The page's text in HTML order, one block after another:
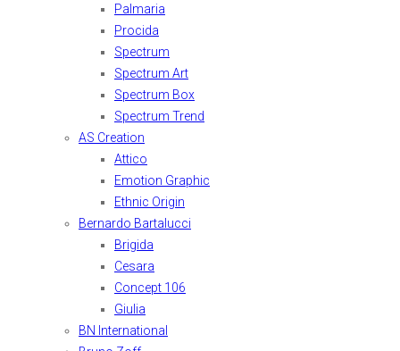
Palmaria
Procida
Spectrum
Spectrum Art
Spectrum Box
Spectrum Trend
AS Creation
Attico
Emotion Graphic
Ethnic Origin
Bernardo Bartalucci
Brigida
Cesara
Concept 106
Giulia
BN International